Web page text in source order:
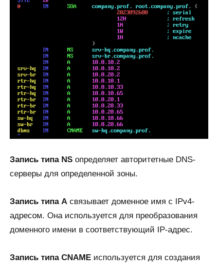
Запись типа NS определяет авторитетные DNS-
серверы для определенной зоны.
Запись типа A связывает доменное имя с IPv4-
адресом. Она используется для преобразования
доменного имени в соответствующий IP-адрес.
Запись типа CNAME используется для создания